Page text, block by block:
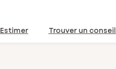
Estimer Trouver un